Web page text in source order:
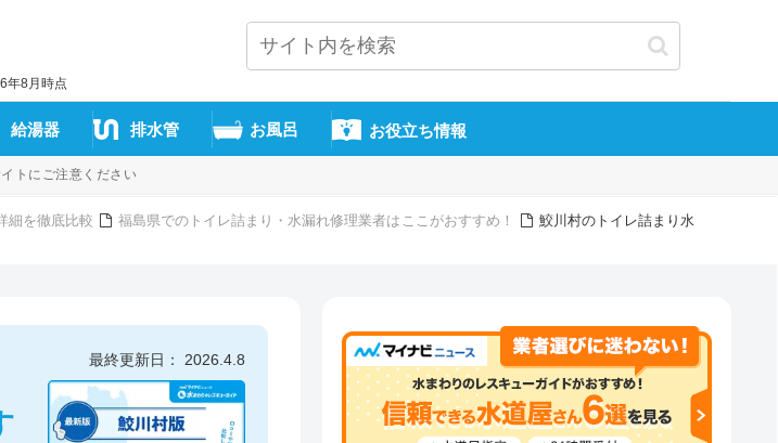
年8月時点
給湯器 排水管 お風呂 お役立ち情報
トにご注意ください
細を徹底比較 福島県でのトイレ詰まり・水漏れ修理業者はここがおすすめ！
鮫川村のトイレ詰まり水
最終更新日： 2026.4.8